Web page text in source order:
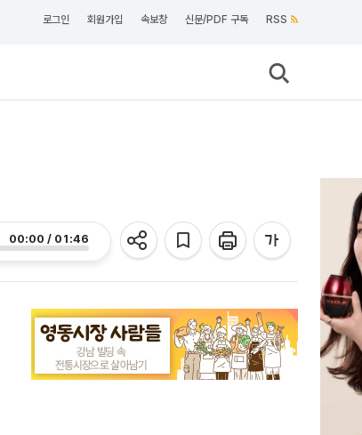
로그인 회원가입 속보창 신문/PDF 구독 RSS
00:00 / 01:46